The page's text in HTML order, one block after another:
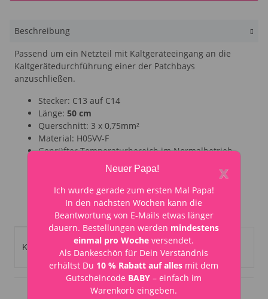
Beschreibung
Passend um ein Netzteil mit Kaltgeräteeingang an die
Kaltgerätedurchführung einer der Patchbays
anzuschließen.
Stecker: C13 auf C14
Länge: 50 cm
Querschnitt: 3 x 0,75mm²
Material: H05VV-F
Geprüfter Temperaturbereich im Normalbetrieb
Zulassung: ENEC 10 VDE (Europa), SAA (Australien)
RoHS konform
Produkteigenschaft
Kompatibilität:
Pedaltrain
Rockboard
SpaceShip etc.
DIY-Pedalboards
Angaben zur Produktsicherheit
x
Neuer Papa!
Ich wurde gerade zum ersten Mal Papa!
In den nächsten Wochen kann die
Beantwortung von E-Mails etwas länger
dauern. Bestellungen werden mindestens
einmal pro Woche versendet.
Als Dankeschön für Dein Verständnis
erhältst Du 10 % Rabatt auf alles mit dem
Gutscheincode BABY – einfach im
Warenkorb eingeben.